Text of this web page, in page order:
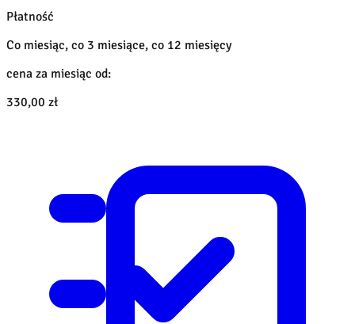
Płatność
Co miesiąc, co 3 miesiące, co 12 miesięcy
cena za miesiąc od:
330,00 zł